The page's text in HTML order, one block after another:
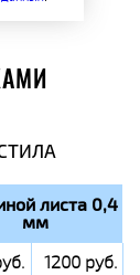
листа 0,4
мм
1200 руб.